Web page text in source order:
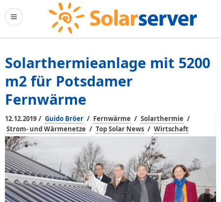
Solarthermieanlage mit 5200
m2 für Potsdamer
Fernwärme
12.12.2019 / Guido Bröer / Fernwärme / Solarthermie /
Strom- und Wärmenetze / Top Solar News / Wirtschaft